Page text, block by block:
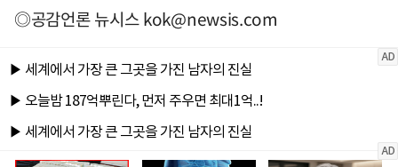
◎공감언론 뉴시스kok@newsis.com